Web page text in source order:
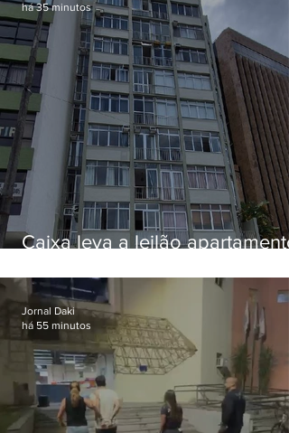
Caixa leva a leilão apartamento
Botafogo
há 35 minutos
Jornal Daki
há 55 minutos